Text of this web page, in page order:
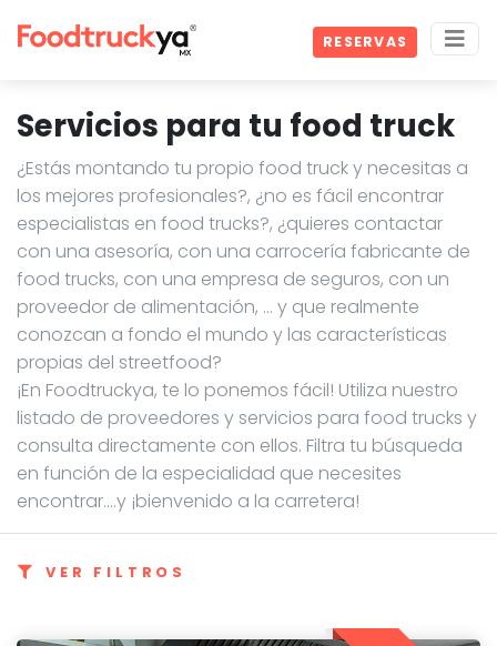
RESERVAS
Servicios para tu food truck
¿Estás montando tu propio food truck y necesitas a
los mejores profesionales?, ¿no es fácil encontrar
especialistas en food trucks?, ¿quieres contactar
con una asesoría, con una carrocería fabricante de
food trucks, con una empresa de seguros, con un
proveedor de alimentación, … y que realmente
conozcan a fondo el mundo y las características
propias del streetfood?
¡En Foodtruckya, te lo ponemos fácil! Utiliza nuestro
listado de proveedores y servicios para food trucks y
consulta directamente con ellos. Filtra tu búsqueda
en función de la especialidad que necesites
encontrar....y ¡bienvenido a la carretera!
VER FILTROS